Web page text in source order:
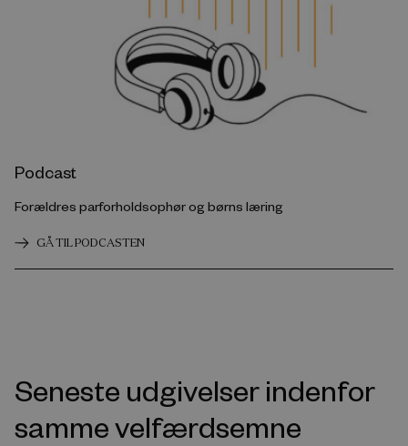
Podcast
Forældres parforholdsophør og børns læring
GÅ TIL PODCASTEN
Seneste udgivelser indenfor
samme velfærdsemne